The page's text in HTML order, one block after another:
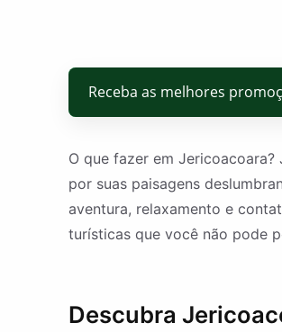
Receba as melhores
O que fazer em
por suas paisagens
aventura, relaxamento e
turísticas que você não pode
Descubra